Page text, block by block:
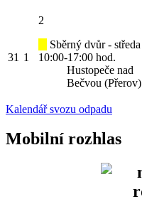
31 1
2
Sběrný dvůr - středa
10:00-17:00 hod.
Hustopeče nad
Bečvou (Přerov)
Kalendář svozu odpadu
Mobilní rozhlas